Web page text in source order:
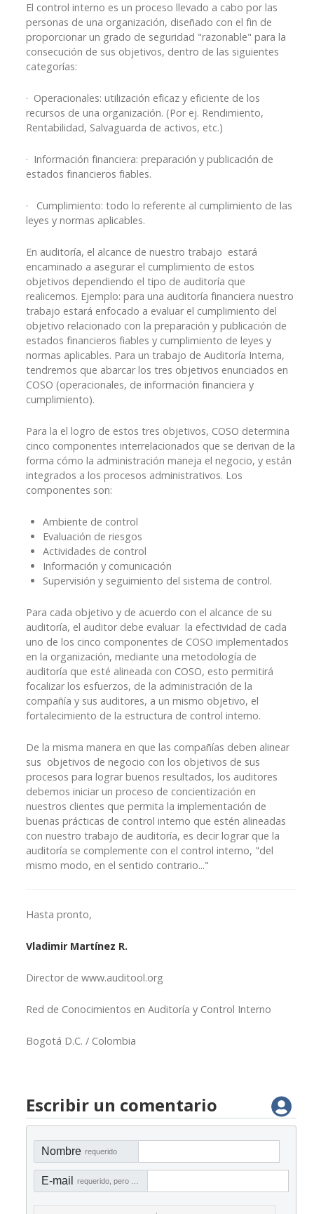
El control interno es un proceso llevado a cabo por las
personas de una organización, diseñado con el fin de
proporcionar un grado de seguridad "razonable" para la
consecución de sus objetivos, dentro de las siguientes
categorías:
· Operacionales: utilización eficaz y eficiente de los
recursos de una organización. (Por ej. Rendimiento,
Rentabilidad, Salvaguarda de activos, etc.)
· Información financiera: preparación y publicación de
estados financieros fiables.
· Cumplimiento: todo lo referente al cumplimiento de las
leyes y normas aplicables.
En auditoría, el alcance de nuestro trabajo estará
encaminado a asegurar el cumplimiento de estos
objetivos dependiendo el tipo de auditoría que
realicemos. Ejemplo: para una auditoría financiera nuestro
trabajo estará enfocado a evaluar el cumplimiento del
objetivo relacionado con la preparación y publicación de
estados financieros fiables y cumplimiento de leyes y
normas aplicables. Para un trabajo de Auditoría Interna,
tendremos que abarcar los tres objetivos enunciados en
COSO (operacionales, de información financiera y
cumplimiento).
Para la el logro de estos tres objetivos, COSO determina
cinco componentes interrelacionados que se derivan de la
forma cómo la administración maneja el negocio, y están
integrados a los procesos administrativos. Los
componentes son:
Ambiente de control
Evaluación de riesgos
Actividades de control
Información y comunicación
Supervisión y seguimiento del sistema de control.
Para cada objetivo y de acuerdo con el alcance de su
auditoría, el auditor debe evaluar la efectividad de cada
uno de los cinco componentes de COSO implementados
en la organización, mediante una metodología de
auditoría que esté alineada con COSO, esto permitirá
focalizar los esfuerzos, de la administración de la
compañía y sus auditores, a un mismo objetivo, el
fortalecimiento de la estructura de control interno.
De la misma manera en que las compañías deben alinear
sus objetivos de negocio con los objetivos de sus
procesos para lograr buenos resultados, los auditores
debemos iniciar un proceso de concientización en
nuestros clientes que permita la implementación de
buenas prácticas de control interno que estén alineadas
con nuestro trabajo de auditoría, es decir lograr que la
auditoría se complemente con el control interno, "del
mismo modo, en el sentido contrario..."
Hasta pronto,
Vladimir Martínez R.
Director de www.auditool.org
Red de Conocimientos en Auditoría y Control Interno
Bogotá D.C. / Colombia
Escribir un comentario
Nombre requerido
E-mail